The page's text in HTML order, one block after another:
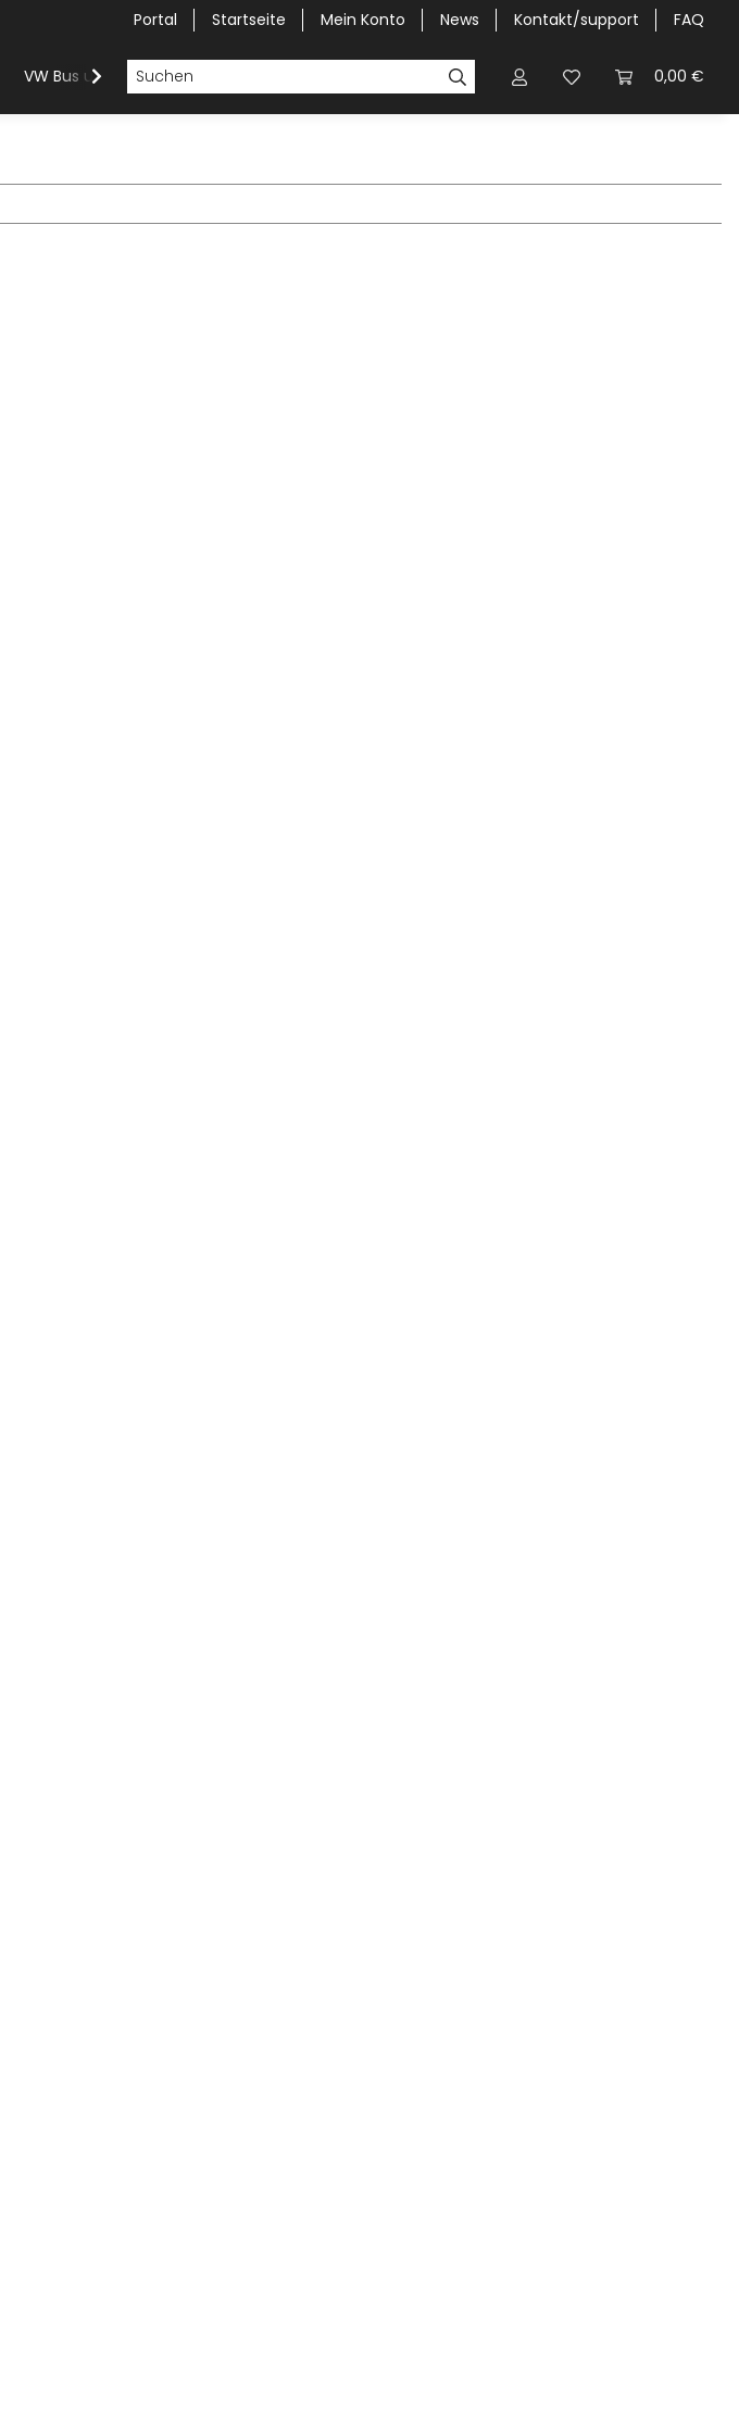
Portal Startseite Mein Konto News Kontakt/support FAQ
0,00 €
VW Bus und Van Car Cover Halbgaragen / Kapuzen nach